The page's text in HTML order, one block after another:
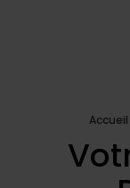
Votre projet
Accueil